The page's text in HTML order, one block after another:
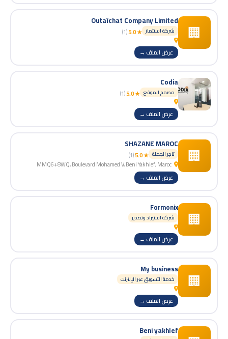
🏢
Outaïchat Company Limited
شركة استثمار ★ 5.0
(1)
عرض الملف →
Codia
مصمم الموقع ★ 5.0
(1)
عرض الملف →
🏢
SHAZANE MAROC
تاجر الجملة ★ 5.0
(1)
عرض الملف →
🏢
Formonix
شركة استيراد وتصدير
عرض الملف →
🏢
My business
خدمة التسويق عبر الإنترنت
عرض الملف →
Beni yakhlef